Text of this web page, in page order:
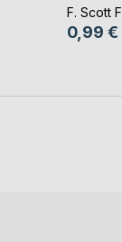
F. Scott
0,99 €